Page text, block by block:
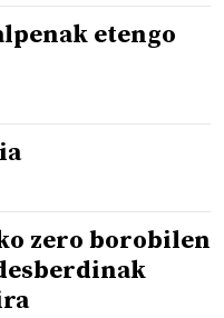
etengo
zero borobilen